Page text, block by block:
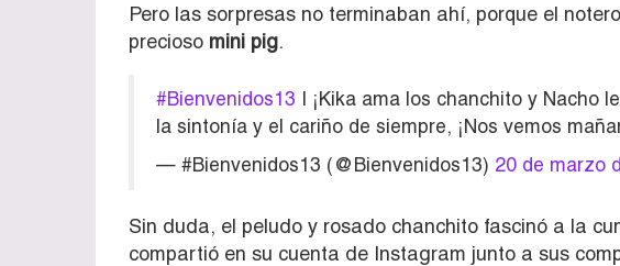
Pero las sorpresas no terminaban ahí, porque el
precioso mini pig.
#Bienvenidos13 | ¡Kika ama los chanchito y Nacho
la sintonía y el cariño de siempre, ¡Nos vemos
— #Bienvenidos13 (@Bienvenidos13) 20 de marzo
Sin duda, el peludo y rosado chanchito fascinó a la
compartió en su cuenta de Instagram junto a sus